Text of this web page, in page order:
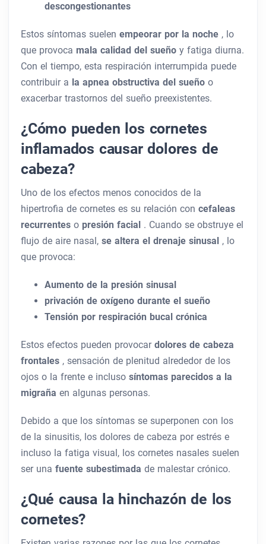
descongestionantes
Estos síntomas suelen empeorar por la noche , lo
que provoca mala calidad del sueño y fatiga diurna.
Con el tiempo, esta respiración interrumpida puede
contribuir a la apnea obstructiva del sueño o
exacerbar trastornos del sueño preexistentes.
¿Cómo pueden los cornetes
inflamados causar dolores de
cabeza?
Uno de los efectos menos conocidos de la
hipertrofia de cornetes es su relación con cefaleas
recurrentes o presión facial . Cuando se obstruye el
flujo de aire nasal, se altera el drenaje sinusal , lo
que provoca:
Aumento de la presión sinusal
privación de oxígeno durante el sueño
Tensión por respiración bucal crónica
Estos efectos pueden provocar dolores de cabeza
frontales , sensación de plenitud alrededor de los
ojos o la frente e incluso síntomas parecidos a la
migraña en algunas personas.
Debido a que los síntomas se superponen con los
de la sinusitis, los dolores de cabeza por estrés e
incluso la fatiga visual, los cornetes nasales suelen
ser una fuente subestimada de malestar crónico.
¿Qué causa la hinchazón de los
cornetes?